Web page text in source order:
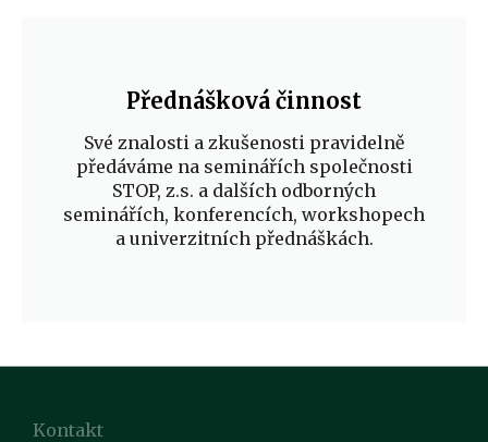
Přednášková činnost
Své znalosti a zkušenosti pravidelně
předáváme na seminářích společnosti
STOP, z.s. a dalších odborných
seminářích, konferencích, workshopech
a univerzitních přednáškách.
Kontakt